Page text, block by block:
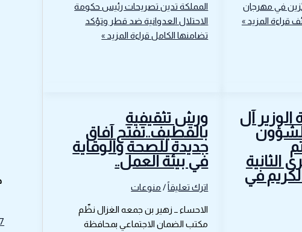
في مهرجان
قراءة المزيد »
المملكة تدين تصريحات رئيس حكومة
الاحتلال العدوانية ضد قطر وتؤكد
تضامنها الكاملقراءة المزيد »
الوزير آل
الثانية
في
ورش تثقيفية
بالقطيف..تفتح آفاق
جديدة للصحة والوقاية
في بيئة العمل..
اترك تعليقاً/ منوعات
الاحساء ــ زهير بن جمعه الغزال نظّم
مكتب الضمان الاجتماعي بمحافظة
7